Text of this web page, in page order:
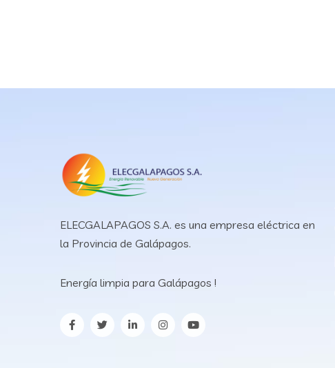
ELECGALAPAGOS S.A. es una empresa eléctrica en
la Provincia de Galápagos.
Energía limpia para Galápagos !